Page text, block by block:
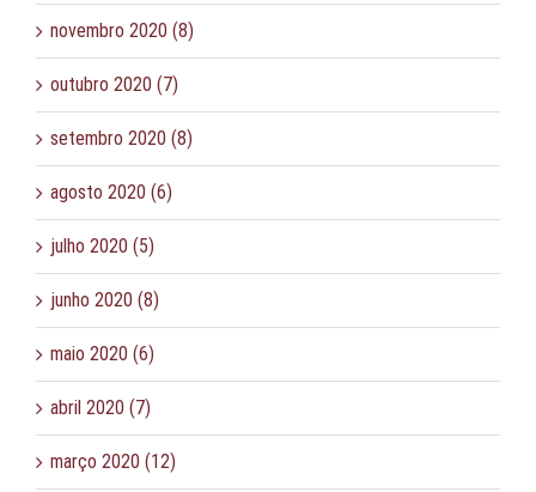
novembro 2020 (8)
outubro 2020 (7)
setembro 2020 (8)
agosto 2020 (6)
julho 2020 (5)
junho 2020 (8)
maio 2020 (6)
abril 2020 (7)
março 2020 (12)